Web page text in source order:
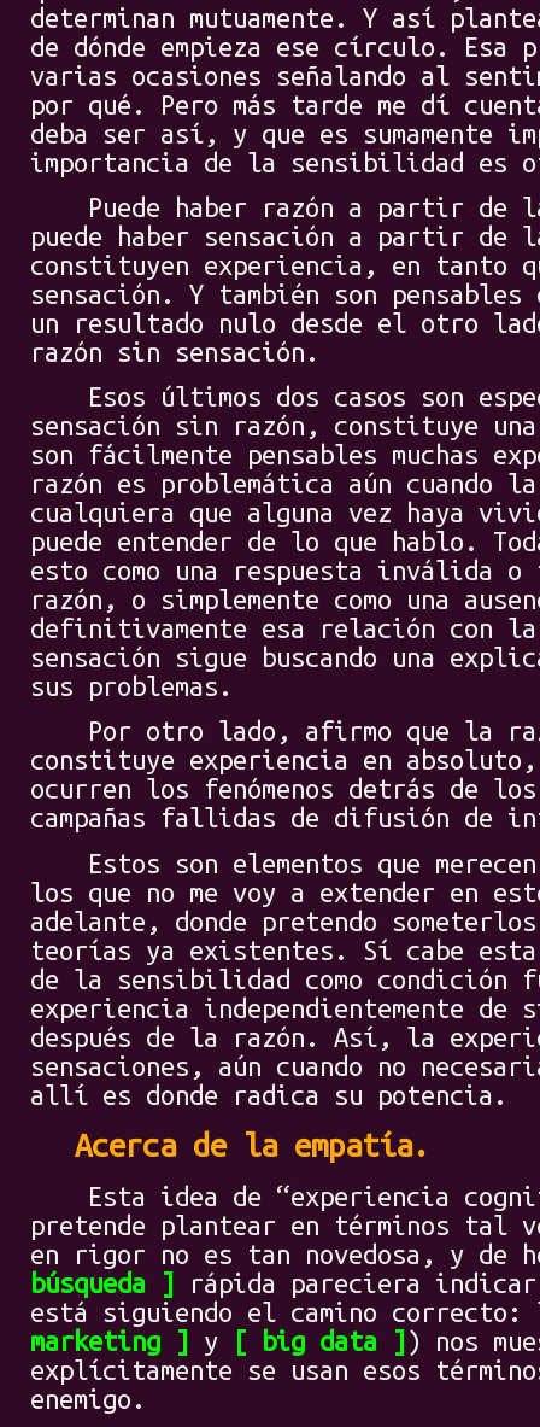
determinan mutuamente. Y así
de dónde empieza ese círculo. Esa
varias ocasiones señalando al
por qué. Pero más tarde me dí
deba ser así, y que es sumamente
importancia de la sensibilidad es
Puede haber razón a partir de la
puede haber sensación a partir de
constituyen experiencia, en tanto
sensación. Y también son
un resultado nulo desde el otro
razón sin sensación.
Esos últimos dos casos son
sensación sin razón, constituye
son fácilmente pensables muchas
razón es problemática aún cuando
cualquiera que alguna vez haya
puede entender de lo que hablo.
esto como una respuesta inválida
razón, o simplemente como una
definitivamente esa relación con
sensación sigue buscando una
sus problemas.
Por otro lado, afirmo que la
constituye experiencia en absoluto,
ocurren los fenómenos detrás de
campañas fallidas de difusión de
Estos son elementos que
los que no me voy a extender en
adelante, donde pretendo
teorías ya existentes. Sí cabe
de la sensibilidad como condición
experiencia independientemente
después de la razón. Así, la
sensaciones, aún cuando no
allí es donde radica su potencia.
Acerca de la empatía.
Esta idea de “experiencia
pretende plantear en términos tal
en rigor no es tan novedosa, y de
búsqueda
rápida pareciera indicar
está siguiendo el camino
marketing
y big data
) nos
explícitamente se usan esos
enemigo.